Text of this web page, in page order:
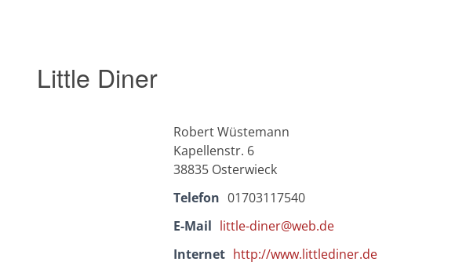
Little Diner
Robert Wüstemann
Kapellenstr. 6
38835 Osterwieck
Telefon 01703117540
E-Mail little-diner@web.de
Internet http://www.littlediner.de